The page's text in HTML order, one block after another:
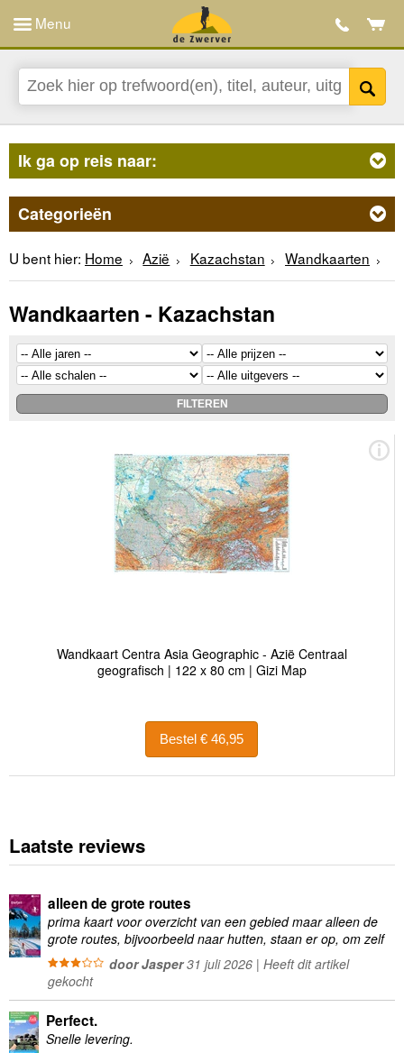
Menu
Ik ga op reis naar:
Categorieën
U bent hier: Home Azië Kazachstan Wandkaarten
Wandkaarten - Kazachstan
Wandkaart Centra Asia Geographic - Azië Centraal
geografisch | 122 x 80 cm | Gizi Map
Bestel € 46,95
Laatste reviews
alleen de grote routes
prima kaart voor overzicht van een gebied maar alleen de
grote routes, bijvoorbeeld naar hutten, staan er op, om zelf
wandelingen te plannen minder geschikt
door Jasper31 juli 2026 | Heeft dit artikel
gekocht
Perfect.
Snelle levering.